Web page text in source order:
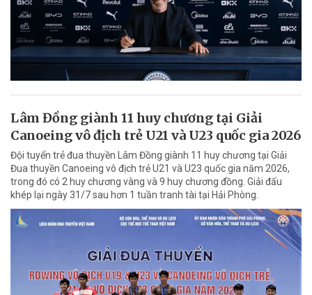
Lâm Đồng giành 11 huy chương tại Giải
Canoeing vô địch trẻ U21 và U23 quốc gia 2026
Đội tuyển trẻ đua thuyền Lâm Đồng giành 11 huy chương tại Giải
Đua thuyền Canoeing vô địch trẻ U21 và U23 quốc gia năm 2026,
trong đó có 2 huy chương vàng và 9 huy chương đồng. Giải đấu
khép lại ngày 31/7 sau hơn 1 tuần tranh tài tại Hải Phòng.